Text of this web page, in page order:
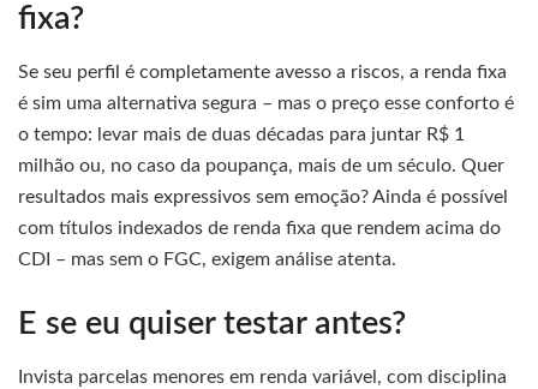
fixa?
Se seu perfil é completamente avesso a riscos, a renda fixa
é sim uma alternativa segura – mas o preço esse conforto é
o tempo: levar mais de duas décadas para juntar R$ 1
milhão ou, no caso da poupança, mais de um século. Quer
resultados mais expressivos sem emoção? Ainda é possível
com títulos indexados de renda fixa que rendem acima do
CDI – mas sem o FGC, exigem análise atenta.
E se eu quiser testar antes?
Invista parcelas menores em renda variável, com disciplina